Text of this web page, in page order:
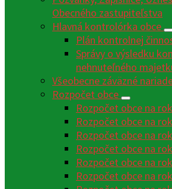
Obecného zastupiteľstva
Hlavná kontrolórka obce
Plán kontrolnej
Správy o výsledku
nehnuteľného
Všeobecne záväzné
Rozpočet obce
Rozpočet obce na
Rozpočet obce na
Rozpočet obce na
Rozpočet obce na
Rozpočet obce na
Rozpočet obce na